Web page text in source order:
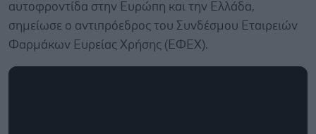
αυτοφροντίδα στην Ευρώπη και την Ελλάδα,
σημείωσε ο αντιπρόεδρος του Συνδέσμου Εταιρειών
Φαρμάκων Ευρείας Χρήσης (ΕΦΕΧ).